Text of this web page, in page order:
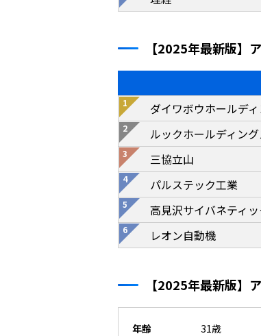
【2025年最新版】
ダイワボウホールデ
ルックホールディン
三協立山
パルステック工業
高見沢サイバネティ
レオン自動機
【2025年最新版】
年齢 31歳